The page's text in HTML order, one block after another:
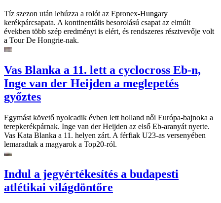
Tíz szezon után lehúzza a rolót az Epronex-Hungary
kerékpárcsapata. A kontinentális besorolású csapat az elmúlt
években több szép eredményt is elért, és rendszeres résztvevője volt
a Tour De Hongrie-nak.
Vas Blanka a 11. lett a cyclocross Eb-n,
Inge van der Heijden a meglepetés
győztes
Egymást követő nyolcadik évben lett holland női Európa-bajnoka a
terepkerékpárnak. Inge van der Heijden az első Eb-aranyát nyerte.
Vas Kata Blanka a 11. helyen zárt. A férfiak U23-as versenyében
lemaradtak a magyarok a Top20-ról.
Indul a jegyértékesítés a budapesti
atlétikai világdöntőre